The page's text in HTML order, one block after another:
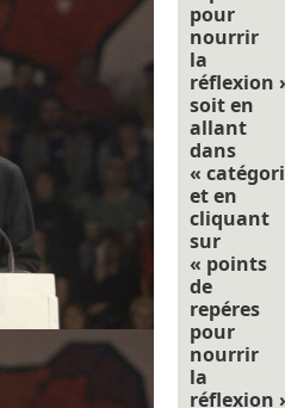
pour
nourrir
la
réflexion
soit en
allant
dans
«
et en
cliquant
sur
« points
de
repéres
pour
nourrir
la
réflexion